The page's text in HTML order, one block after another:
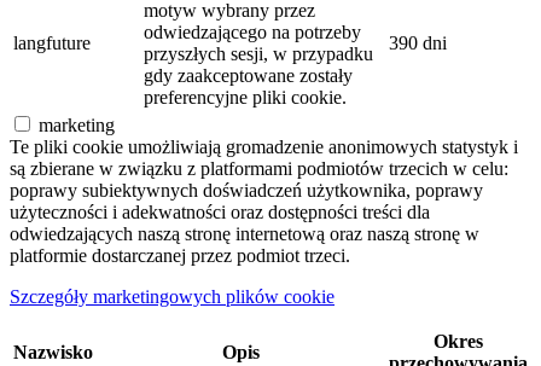
langfuture
motyw wybrany przez
odwiedzającego na potrzeby
przyszłych sesji, w przypadku
gdy zaakceptowane zostały
preferencyjne pliki cookie.
390 dni
marketing
Te pliki cookie umożliwiają gromadzenie anonimowych statystyk i
są zbierane w związku z platformami podmiotów trzecich w celu:
poprawy subiektywnych doświadczeń użytkownika, poprawy
użyteczności i adekwatności oraz dostępności treści dla
odwiedzających naszą stronę internetową oraz naszą stronę w
platformie dostarczanej przez podmiot trzeci.
Szczegóły marketingowych plików cookie
Nazwisko Opis
Okres